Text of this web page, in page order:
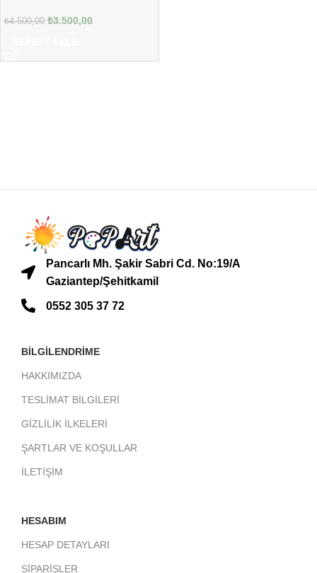
₺4.500,00 ₺3.500,00
Pancarlı Mh. Şakir Sabri Cd. No:19/A
Gaziantep/Şehitkamil
0552 305 37 72
BİLGİLENDRİME
HAKKIMIZDA
TESLİMAT BİLGİLERİ
GİZLİLİK İLKELERİ
ŞARTLAR VE KOŞULLAR
İLETİŞİM
HESABIM
HESAP DETAYLARI
SİPARİŞLER